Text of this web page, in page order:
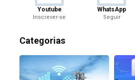
Youtube
Inscrever-se
WhatsApp
Seguir
Categorias